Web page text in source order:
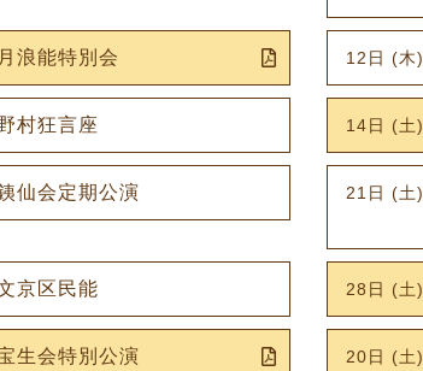
月浪能特別会 12日 (木)
村狂言座 14日 (土)
仙会定期公演 21日 (土)
京区民能 28日 (土)
生会特別公演 20日 (土)